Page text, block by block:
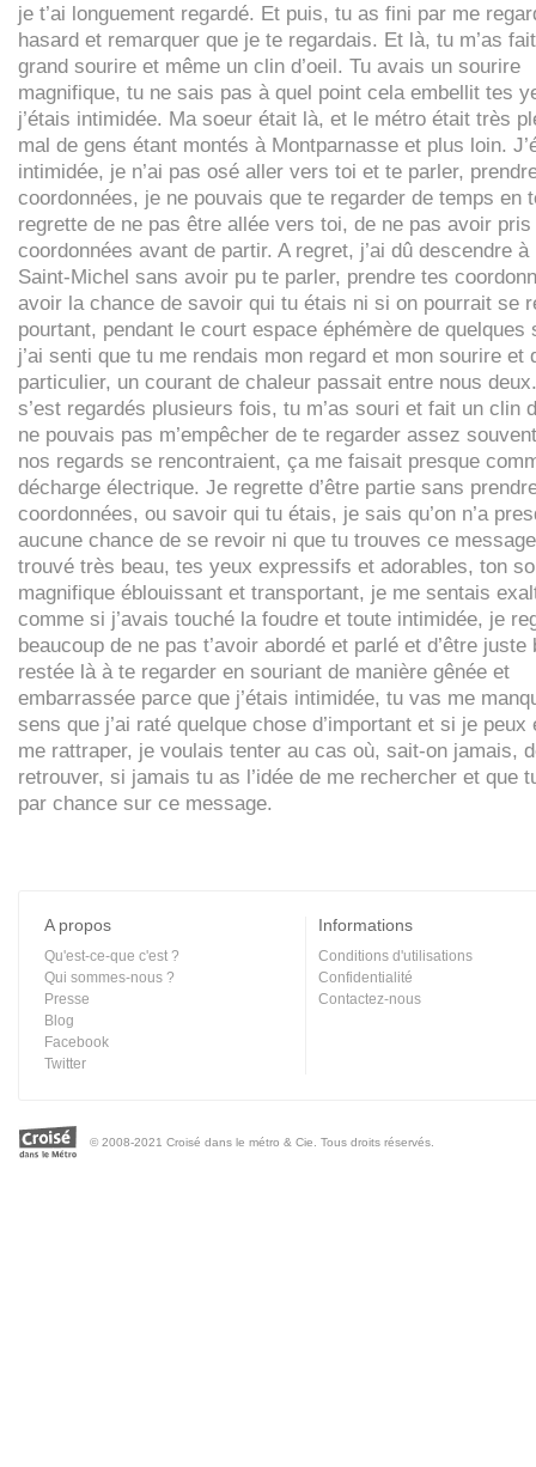
je t’ai longuement regardé. Et puis, tu as fini par me
hasard et remarquer que je te regardais. Et là, tu m’as
grand sourire et même un clin d’oeil. Tu avais un sourire
magnifique, tu ne sais pas à quel point cela embellit tes
j’étais intimidée. Ma soeur était là, et le métro était très
mal de gens étant montés à Montparnasse et plus loin.
intimidée, je n’ai pas osé aller vers toi et te parler,
coordonnées, je ne pouvais que te regarder de temps en
regrette de ne pas être allée vers toi, de ne pas avoir
coordonnées avant de partir. A regret, j’ai dû descendre
Saint-Michel sans avoir pu te parler, prendre tes
avoir la chance de savoir qui tu étais ni si on pourrait se
pourtant, pendant le court espace éphémère de quelques
j’ai senti que tu me rendais mon regard et mon sourire et
particulier, un courant de chaleur passait entre nous
s’est regardés plusieurs fois, tu m’as souri et fait un clin
ne pouvais pas m’empêcher de te regarder assez
nos regards se rencontraient, ça me faisait presque
décharge électrique. Je regrette d’être partie sans
coordonnées, ou savoir qui tu étais, je sais qu’on n’a
aucune chance de se revoir ni que tu trouves ce
trouvé très beau, tes yeux expressifs et adorables, ton
magnifique éblouissant et transportant, je me sentais
comme si j’avais touché la foudre et toute intimidée, je
beaucoup de ne pas t’avoir abordé et parlé et d’être juste
restée là à te regarder en souriant de manière gênée et
embarrassée parce que j’étais intimidée, tu vas me
sens que j’ai raté quelque chose d’important et si je peux
me rattraper, je voulais tenter au cas où, sait-on jamais,
retrouver, si jamais tu as l’idée de me rechercher et que
par chance sur ce message.
A propos
Qu'est-ce-que c'est ?
Qui sommes-nous ?
Presse
Blog
Facebook
Twitter
Informations
Conditions d'utilisations
Confidentialité
Contactez-nous
© 2008-2021 Croisé dans le métro & Cie. Tous droits réservés.